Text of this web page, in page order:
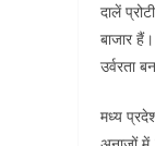
दालें
बाजार
उर्वरता
मध्य